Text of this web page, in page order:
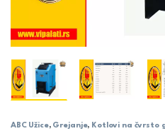
ABC Užice, Grejanje, Kotlovi na čvrsto